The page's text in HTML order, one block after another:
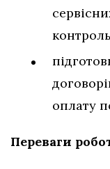
оплату
Переваги